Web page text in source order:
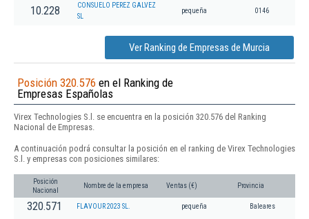
10.228
CONSUELO PEREZ GALVEZ
SL
pequeña 0146
Ver Ranking de Empresas de Murcia
Posición 320.576 en el Ranking de
Empresas Españolas
Virex Technologies S.l. se encuentra en la posición 320.576 del Ranking
Nacional de Empresas.
A continuación podrá consultar la posición en el ranking de Virex Technologies
S.l. y empresas con posiciones similares:
Posición
Nacional
Nombre de la empresa Ventas (€) Provincia
320.571 FLAVOUR 2023 SL. pequeña Baleares